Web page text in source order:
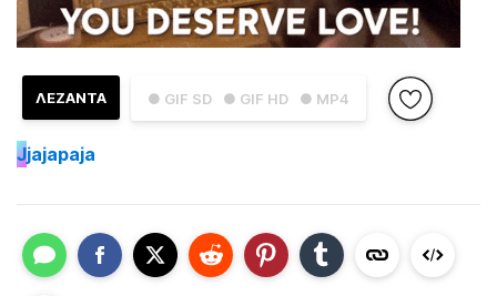
● GIF SD ● GIF HD ● MP4
ΛΕΖΑΝΤΑ
Jjajapaja